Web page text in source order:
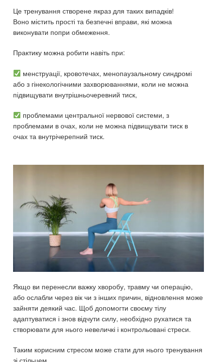
Це тренування створене якраз для таких випадків!
Воно містить прості та безпечні вправи, які можна
виконувати попри обмеження.
Практику можна робити навіть при:
менструації, кровотечах, менопаузальному синдромі
або з гінекологічними захворюваннями, коли не можна
підвищувати внутрішньочеревний тиск,
проблемами центральної нервової системи, з
проблемами в очах, коли не можна підвищувати тиск в
очах та внутрічерепний тиск.
Якщо ви перенесли важку хворобу, травму чи операцію,
або ослабли через вік чи з інших причин, відновлення може
зайняти деякий час. Щоб допомогти своєму тілу
адаптуватися і знов відчути силу, необхідно рухатися та
створювати для нього невеличкі і контрольовані стреси.
Таким корисним стресом може стати для нього тренування
зі стільцем.